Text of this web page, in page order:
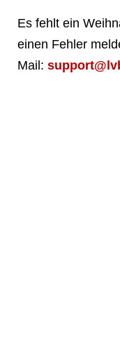
Es fehlt ein
einen Fehler
Mail: